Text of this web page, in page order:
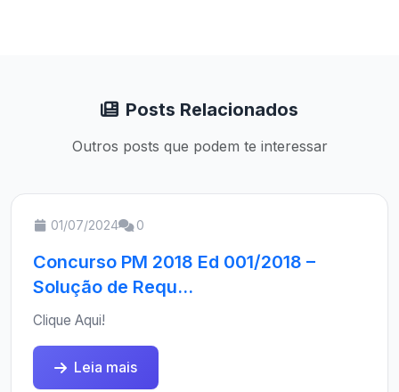
Posts Relacionados
Outros posts que podem te interessar
01/07/2024 0
Concurso PM 2018 Ed 001/2018 –
Solução de Requ...
Clique Aqui!
Leia mais